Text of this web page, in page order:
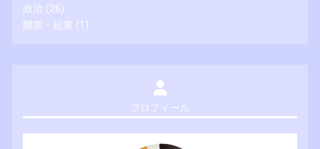
政治 (26)
開業・起業 (1)
プロフィール